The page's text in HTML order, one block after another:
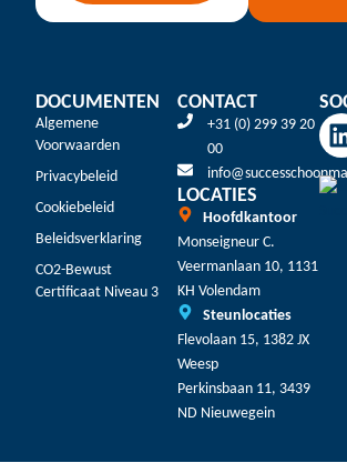
DOCUMENTEN
Algemene
Voorwaarden
Privacybeleid
Cookiebeleid
Beleidsverklaring
CO2-Bewust
Certificaat Niveau 3
CONTACT
+31 (0) 299 39 20
00
LOCATIES
Hoofdkantoor
Monseigneur C.
Veermanlaan 10, 1131
KH Volendam
Steunlocaties
Flevolaan 15, 1382 JX
Weesp
Perkinsbaan 11, 3439
ND Nieuwegein